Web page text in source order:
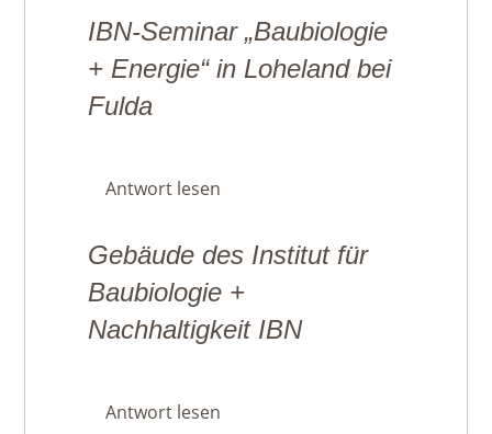
IBN-Seminar „Baubiologie
+ Energie“ in Loheland bei
Fulda
Antwort lesen
Gebäude des Institut für
Baubiologie +
Nachhaltigkeit IBN
Antwort lesen